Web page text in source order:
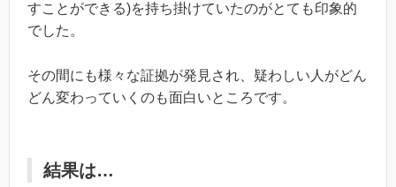
すことができる)を持ち掛けていたのがとても印象的
でした。
その間にも様々な証拠が発見され、疑わしい人がどん
どん変わっていくのも面白いところです。
結果は…